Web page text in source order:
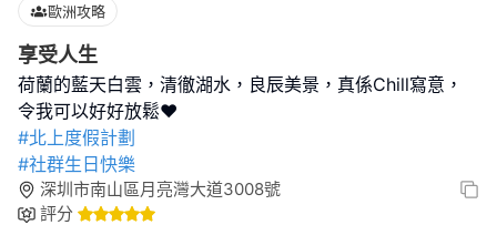
歐洲攻略
享受人生
荷蘭的藍天白雲，清徹湖水，良辰美景，真係Chill寫意，
#北上度假計劃
#社群生日快樂
深圳市南山區月亮灣大道3008號
評分